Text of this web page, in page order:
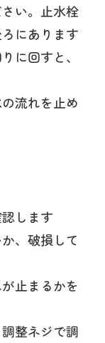
い。止水栓
にあります
に回すと、
流れを止め
します
、破損して
止まるかを
整ネジで調